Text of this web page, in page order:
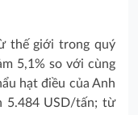
thế giới trong quý
5,1% so với cùng
hạt điều của Anh
5.484 USD/tấn; từ